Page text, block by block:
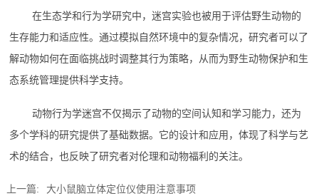
在生态学和行为学研究中，迷宫实验也被用于评估野生动物的
生存能力和适应性。通过模拟自然环境中的复杂情况，研究者可以了
解动物如何在面临挑战时调整其行为策略，从而为野生动物保护和生
态系统管理提供科学支持。
动物行为学迷宫不仅揭示了动物的空间认知和学习能力，还为
多个学科的研究提供了基础数据。它的设计和应用，体现了科学与艺
术的结合，也反映了研究者对伦理和动物福利的关注。
上一篇: 大小鼠脑立体定位仪使用注意事项